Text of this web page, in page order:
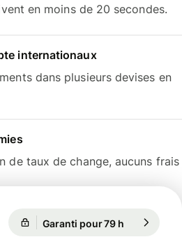
en moins de 20 secondes.
internationaux
dans plusieurs devises en
de taux de change, aucuns frais
Garanti pour 79 h